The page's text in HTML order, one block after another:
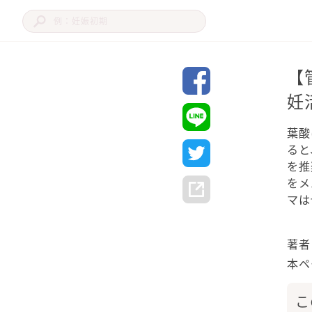
妊
葉
る
を
を
マ
著
本